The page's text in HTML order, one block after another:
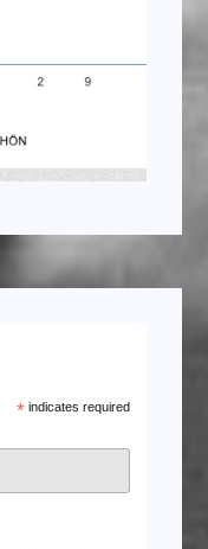
* indicates required